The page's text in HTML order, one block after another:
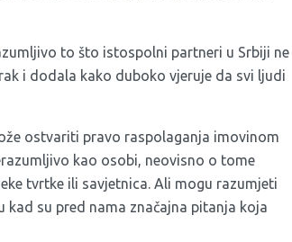
to što istospolni partneri u Srbiji ne
i dodala kako duboko vjeruje da svi ljudi
ostvariti pravo raspolaganja imovinom
kao osobi, neovisno o tome
tvrtke ili savjetnica. Ali mogu razumjeti
su pred nama značajna pitanja koja